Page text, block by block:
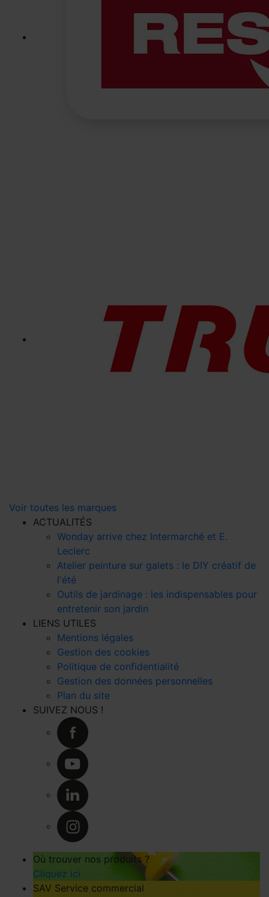
Voir toutes les marques
ACTUALITÉS
Wonday arrive chez Intermarché et E.
Leclerc
Atelier peinture sur galets : le DIY créatif de
l'été
Outils de jardinage : les indispensables pour
entretenir son jardin
LIENS UTILES
Mentions légales
Gestion des cookies
Politique de confidentialité
Gestion des données personnelles
Plan du site
SUIVEZ NOUS !
Où trouver nos produits ?
Cliquez ici
SAV Service commercial